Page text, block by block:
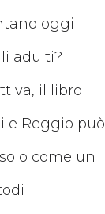
oggi
adulti?
il libro
e Reggio può
come un